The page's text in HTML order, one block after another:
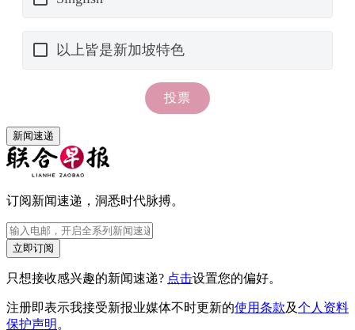
新闻速递
订阅新闻速递，洞悉时代脉搏。
立即订阅
只想接收感兴趣的新闻速递? 点击设置您的偏好。
注册即表示我接受新报业媒体不时更新的使用条款及个人资料
保护声明 。